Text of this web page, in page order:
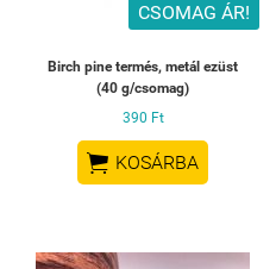
CSOMAG ÁR!
Birch pine termés, metál ezüst
(40 g/csomag)
390 Ft
 KOSÁRBA